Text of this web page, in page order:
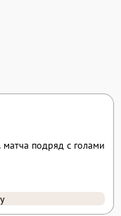
матча подряд с голами